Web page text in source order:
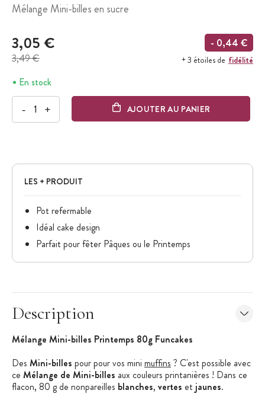
Mélange Mini-billes en sucre
3,05 €
3,49 €
- 0,44 €
+ 3 étoiles de fidélité
En stock
- + AJOUTER AU PANIER
LES + PRODUIT
Pot refermable
Idéal cake design
Parfait pour fêter Pâques ou le Printemps
Description
Mélange Mini-billes Printemps 80g Funcakes
Des Mini-billes pour pour vos mini muffins ? C'est possible avec
ce Mélange de Mini-billes aux couleurs printanières ! Dans ce
flacon, 80 g de nonpareilles blanches, vertes et jaunes.